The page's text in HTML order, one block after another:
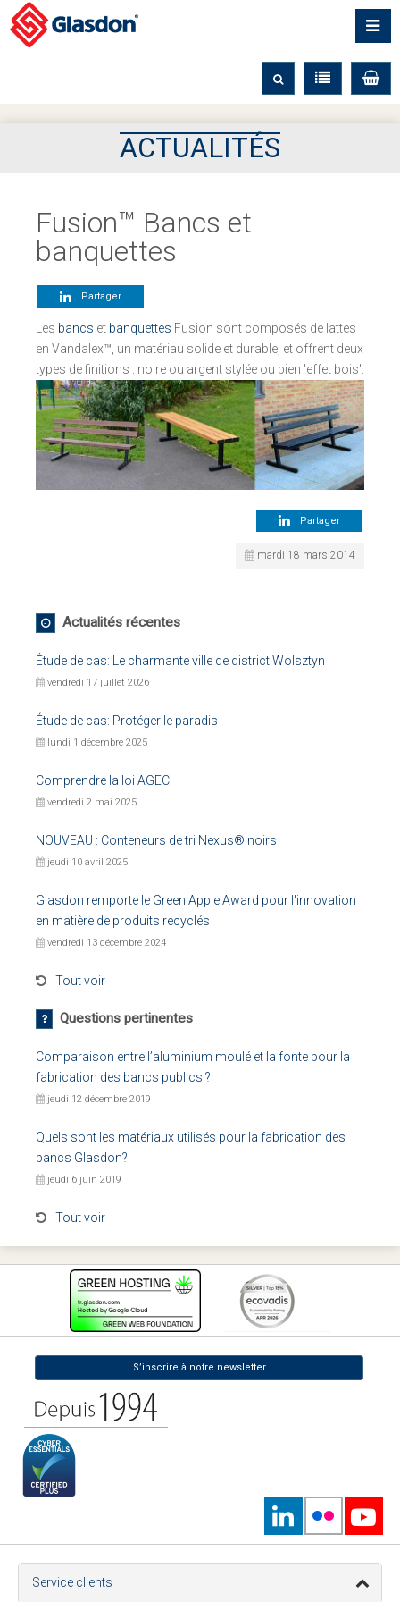
ACTUALITÉS
Fusion™ Bancs et
banquettes
Partager
Les bancs et banquettes Fusion sont composés de lattes
en Vandalex™, un matériau solide et durable, et offrent deux
types de finitions : noire ou argent stylée ou bien 'effet bois'.
Partager
mardi 18 mars 2014
Actualités récentes
Étude de cas: Le charmante ville de district Wolsztyn
vendredi 17 juillet 2026
Étude de cas: Protéger le paradis
lundi 1 décembre 2025
Comprendre la loi AGEC
vendredi 2 mai 2025
NOUVEAU : Conteneurs de tri Nexus® noirs
jeudi 10 avril 2025
Glasdon remporte le Green Apple Award pour l'innovation
en matière de produits recyclés
vendredi 13 décembre 2024
Tout voir
Questions pertinentes
Comparaison entre l’aluminium moulé et la fonte pour la
fabrication des bancs publics ?
jeudi 12 décembre 2019
Quels sont les matériaux utilisés pour la fabrication des
bancs Glasdon?
jeudi 6 juin 2019
Tout voir
S’inscrire à notre newsletter
Service clients